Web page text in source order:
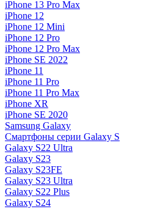
iPhone 13 Pro Max
iPhone 12
iPhone 12 Mini
iPhone 12 Pro
iPhone 12 Pro Max
iPhone SE 2022
iPhone 11
iPhone 11 Pro
iPhone 11 Pro Max
iPhone XR
iPhone SE 2020
Samsung Galaxy
Смартфоны серии Galaxy S
Galaxy S22 Ultra
Galaxy S23
Galaxy S23FE
Galaxy S23 Ultra
Galaxy S22 Plus
Galaxy S24